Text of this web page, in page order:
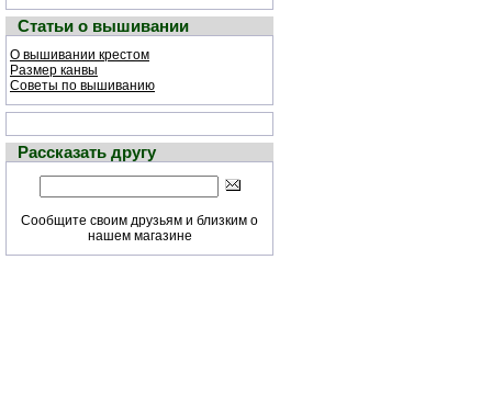
Статьи о вышивании
О вышивании крестом
Размер канвы
Советы по вышиванию
Рассказать другу
Сообщите своим друзьям и близким о
нашем магазине